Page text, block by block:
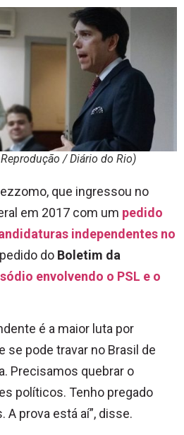
/ Diário do Rio)
que ingressou no
em 2017 com um pedido
independentes no
do Boletim da
envolvendo o PSL e o
é a maior luta por
se pode travar no Brasil de
Precisamos quebrar o
políticos. Tenho pregado
prova está aí”, disse.